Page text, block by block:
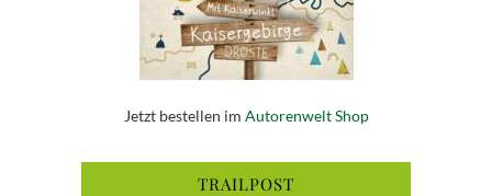
Jetzt bestellen im Autorenwelt Shop
TRAILPOST